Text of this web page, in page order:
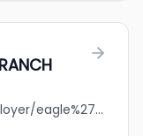
jobbank.gc.ca/browsejobs/employer/eagle%27s+nest+youth+ranch/ca